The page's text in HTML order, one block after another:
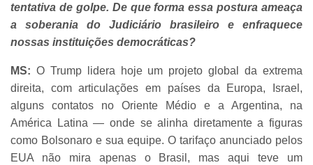
tentativa de golpe. De que forma essa postura ameaça
a soberania do Judiciário brasileiro e enfraquece
nossas instituições democráticas?
MS: O Trump lidera hoje um projeto global da extrema
direita, com articulações em países da Europa, Israel,
alguns contatos no Oriente Médio e a Argentina, na
América Latina — onde se alinha diretamente a figuras
como Bolsonaro e sua equipe. O tarifaço anunciado pelos
EUA não mira apenas o Brasil, mas aqui teve um